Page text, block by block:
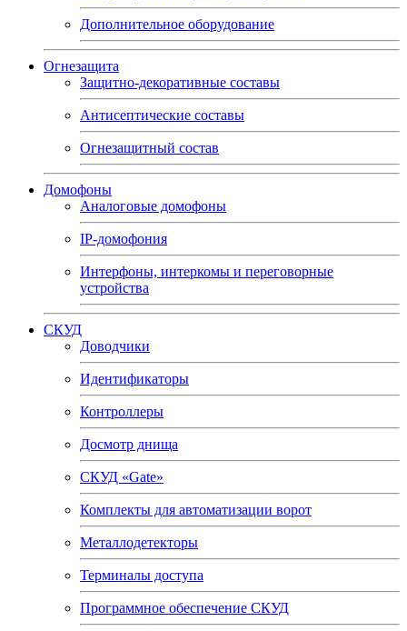
Дополнительное оборудование
Огнезащита
Защитно-декоративные составы
Антисептические составы
Огнезащитный состав
Домофоны
Аналоговые домофоны
IP-домофония
Интерфоны, интеркомы и переговорные
устройства
СКУД
Доводчики
Идентификаторы
Контроллеры
Досмотр днища
СКУД «Gate»
Комплекты для автоматизации ворот
Металлодетекторы
Терминалы доступа
Программное обеспечение СКУД